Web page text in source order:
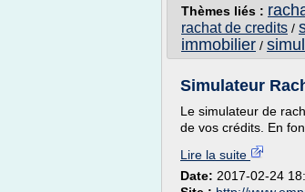
Thèmes liés :
rachat de credits /
immobilier /
Simulateur
Le simulateur de
de vos crédits. En
Lire la suite
Date: 2017-02-24